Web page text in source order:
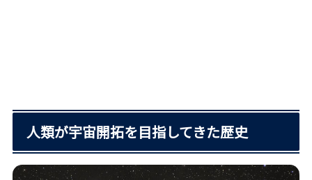
人類が宇宙開拓を目指してきた歴史